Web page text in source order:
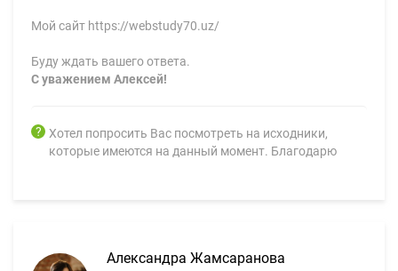
Мой сайт https://webstudy70.uz/
Буду ждать вашего ответа.
С уважением Алексей!
Хотел попросить Вас посмотреть на исходники,
которые имеются на данный момент. Благодарю
Александра Жамсаранова